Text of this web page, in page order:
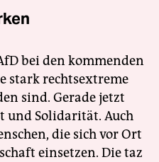
bei den kommenden
stark rechtsextreme
sind. Gerade jetzt
und Solidarität. Auch
die sich vor Ort
einsetzen. Die taz